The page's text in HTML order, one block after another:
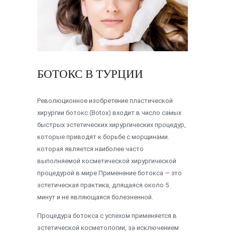
БОТОКС В ТУРЦИИ
Революционное изобретение пластической
хирургии ботокс (Botox) входит в число самых
быстрых эстетических хирургических процедур,
которые приводят к борьбе с морщинами.
которая является наиболее часто
выполняемой косметической хирургической
процедурой в мире Применение ботокса — это
эстетическая практика, длящаяся около 5
минут и не являющаяся болезненной.
Процедура ботокса с успехом применяется в
эстетической косметологии, за исключением